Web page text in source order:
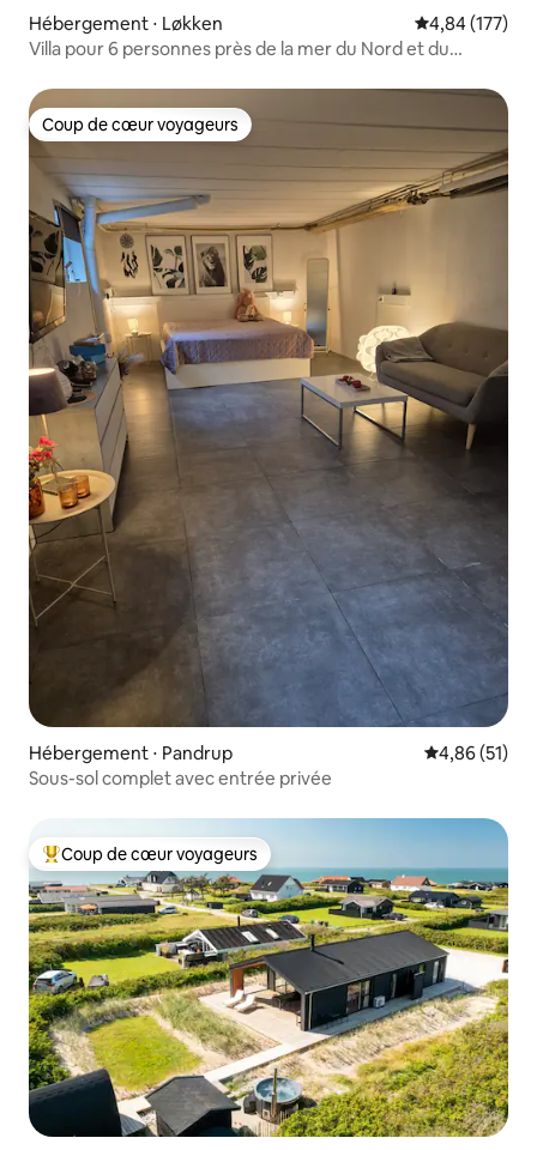
Hébergement ⋅ Løkken Évaluation
4,84 (177)
Villa pour 6 personnes près de la mer du Nord et du
Coup de cœur voyageurs
Coup de cœur voyageurs
Hébergement ⋅ Pandrup Évaluation
4,86 (51)
Sous-sol complet avec entrée privée
Coups de cœur voyageurs les plus appréciés
Coup de cœur voyageurs